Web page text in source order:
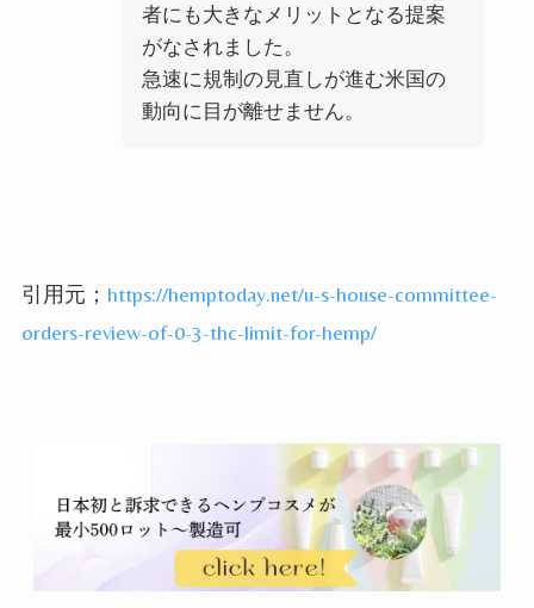
者にも大きなメリットとなる提案
がなされました。
急速に規制の見直しが進む米国の
動向に目が離せません。
引用元； https://hemptoday.net/u-s-house-committee-
orders-review-of-0-3-thc-limit-for-hemp/